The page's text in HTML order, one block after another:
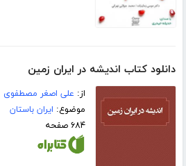
دانلود کتاب اندیشه در ایران زمین
از: علی اصغر مصطفوی
موضوع: ایران باستان
۶۸۴ صفحه